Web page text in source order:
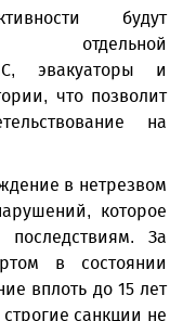
будут
отдельной
эвакуаторы и
что позволит
на
в нетрезвом
которое
За
в состоянии
вплоть до 15 лет
санкции не